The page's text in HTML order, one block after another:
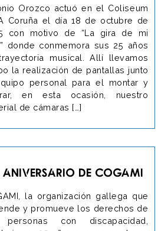
Orozco actuó en el Coliseum
Coruña el día 18 de octubre de
con motivo de “La gira de mi
donde conmemora sus 25 años
musical. Allí llevamos
la realización de pantallas junto
personal para el montar y
en esta ocasión, nuestro
de cámaras […]
Aniversario de COGAMI
la organización gallega que
y promueve los derechos de
con discapacidad,